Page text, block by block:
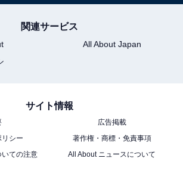
関連サービス
All About Japan
サイト情報
広告掲載
シー
著作権・商標・免責事項
ての注意
All About ニュースについて